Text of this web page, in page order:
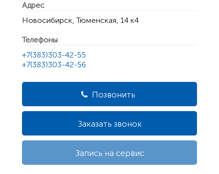
Адрес
Новосибирск, Тюменская, 14 к4
Телефоны
+7(383)303-42-55
+7(383)303-42-56
Позвонить
Заказать звонок
Запись на сервис